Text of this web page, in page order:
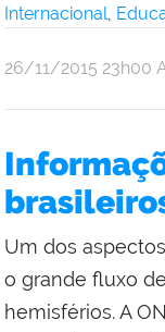
Internacional,
por
Reitoria
publicado
26/11/2015 23h00
Um dos
o grande fluxo
hemisférios. A